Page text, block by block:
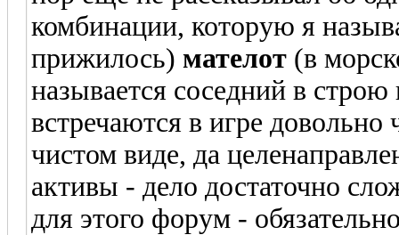
комбинации, которую я
прижилось) мателот (в
называется соседний в
встречаются в игре
чистом виде, да
активы - дело достаточно
для этого форум -